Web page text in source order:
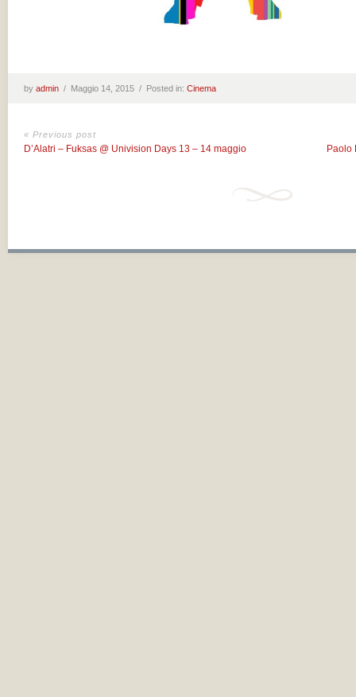
by admin / Maggio 14, 2015 / Posted in: Cinema
« Previous post
D’Alatri – Fuksas @ Univision Days 13 – 14 maggio Paolo